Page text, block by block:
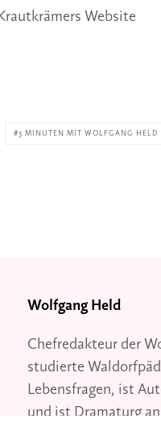
Website
3 MINUTEN MIT WOLFGANG HELD
Wolfgang Held
Chefredakteur der
studierte
Lebensfragen, ist
und ist Dramaturg